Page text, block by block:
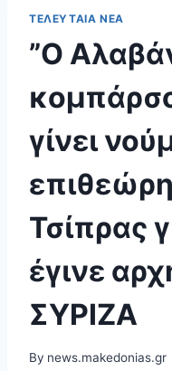
ΤΕΛΕΥΤΑΊΑ ΝΈΑ
”Ο
γίνει
Τσίπρας
έγινε
ΣΥΡΙΖΑ
By news.makedonias.gr